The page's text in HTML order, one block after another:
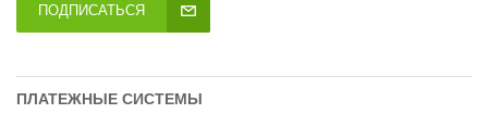
ПОДПИСАТЬСЯ
ПЛАТЕЖНЫЕ СИСТЕМЫ